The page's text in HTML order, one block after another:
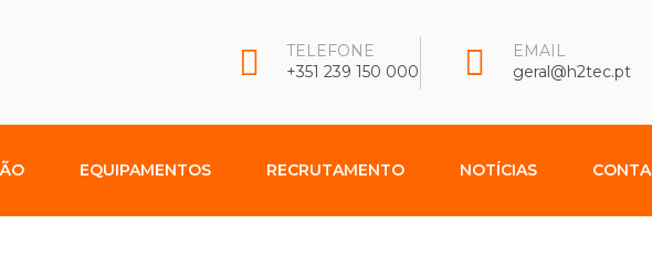
TELEFONE
+351 239 150 000
EMAIL
geral@h2tec.pt
EQUIPAMENTOS RECRUTAMENTO NOTÍCIAS